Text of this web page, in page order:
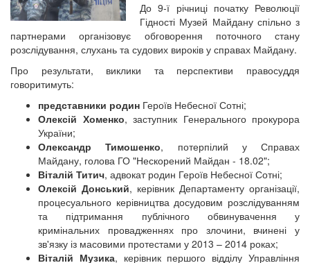
До 9-ї річниці початку Революції
Гідності Музей Майдану спільно з
партнерами організовує обговорення поточного стану
розслідування, слухань та судових вироків у справах Майдану.
Про результати, виклики та перспективи правосуддя
говоритимуть:
представники родин Героїв Небесної Сотні;
Олексій Хоменко, заступник Генерального прокурора
України;
Олександр Тимошенко, потерпілий у Справах
Майдану, голова ГО "Нескорений Майдан - 18.02";
Віталій Титич, адвокат родин Героїв Небесної Сотні;
Олексій Донський, керівник Департаменту організації,
процесуального керівництва досудовим розслідуванням
та підтримання публічного обвинувачення у
кримінальних провадженнях про злочини, вчинені у
зв'язку із масовими протестами у 2013 – 2014 роках;
Віталій Музика, керівник першого відділу Управління